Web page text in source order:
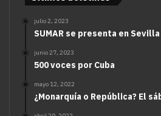
julio 2, 2023
SUMAR se presenta en Sevilla
junio 27, 2023
500 voces por Cuba
mayo 12, 2022
¿Monarquía o República? El